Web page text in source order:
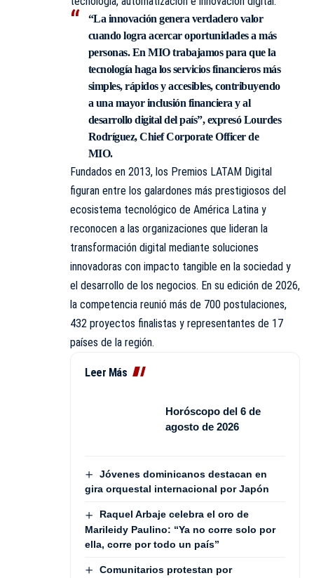
“La innovación genera verdadero valor
cuando logra acercar oportunidades a más
personas. En MIO trabajamos para que la
tecnología haga los servicios financieros más
simples, rápidos y accesibles, contribuyendo
a una mayor inclusión financiera y al
desarrollo digital del país”, expresó Lourdes
Rodríguez, Chief Corporate Officer de
MIO.
Fundados en 2013, los Premios LATAM Digital
figuran entre los galardones más prestigiosos del
ecosistema tecnológico de América Latina y
reconocen a las organizaciones que lideran la
transformación digital mediante soluciones
innovadoras con impacto tangible en la sociedad y
el desarrollo de los negocios. En su edición de 2026,
la competencia reunió más de 700 postulaciones,
432 proyectos finalistas y representantes de 17
países de la región.
Leer Más
Horóscopo del 6 de
agosto de 2026
Jóvenes dominicanos destacan en
gira orquestal internacional por Japón
Raquel Arbaje celebra el oro de
Marileidy Paulino: “Ya no corre solo por
ella, corre por todo un país”
Comunitarios protestan por